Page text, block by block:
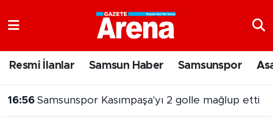
Resmi İlanlar Samsun Haber Samsunspor
16:56 Samsunspor Kasımpaşa'yı 2 golle mağlup etti
Samsun Namaz Vakitleri